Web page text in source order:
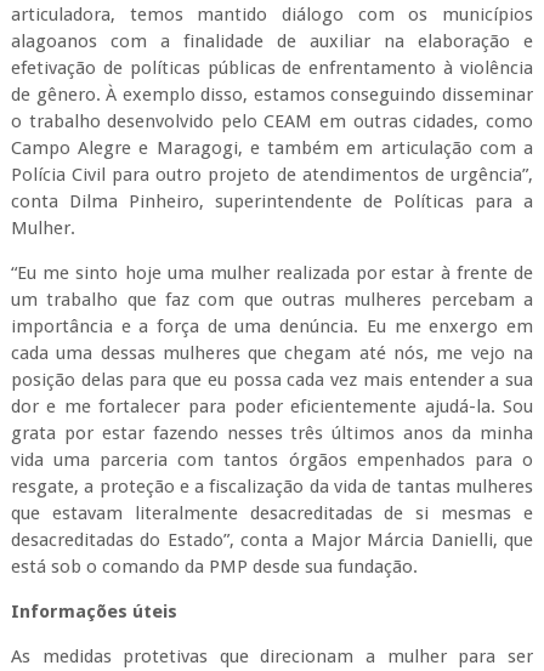
cada uma dessas mulheres que chegam até nós, me vejo na
posição delas para que eu possa cada vez mais entender a sua
dor e me fortalecer para poder eficientemente ajudá-la. Sou
grata por estar fazendo nesses três últimos anos da minha
vida uma parceria com tantos órgãos empenhados para o
resgate, a proteção e a fiscalização da vida de tantas mulheres
que estavam literalmente desacreditadas de si mesmas e
desacreditadas do Estado”, conta a Major Márcia Danielli, que
está sob o comando da PMP desde sua fundação.
Informações úteis
As medidas protetivas que direcionam a mulher para ser
assistida pela Patrulha Maria da Penha podem ser solicitadas
em qualquer delegacia, onde a mulher relata a violência sob a
qual foi submetida e realiza a solicitação, no próprio
Ministério Público ou Defensoria Pública, se ela já portar o
boletim de ocorrência, e depois a própria polícia deve enviar o
pedido de proteção imediatamente para o juiz específico que
tem um prazo de 48 horas para atender a
notificação. Segundo a Lei Maria da Penha (Lei 11.340/2006),
as violências domésticas são: a física, a psicológica, a moral, a
ser realizada, de forma anônima, pelo Disque 180, do